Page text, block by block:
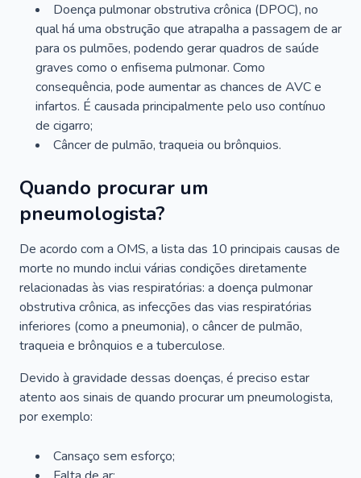
Doença pulmonar obstrutiva crônica (DPOC), no
qual há uma obstrução que atrapalha a passagem de ar
para os pulmões, podendo gerar quadros de saúde
graves como o enfisema pulmonar. Como
consequência, pode aumentar as chances de AVC e
infartos. É causada principalmente pelo uso contínuo
de cigarro;
Câncer de pulmão, traqueia ou brônquios.
Quando procurar um
pneumologista?
De acordo com a OMS, a lista das 10 principais causas de
morte no mundo inclui várias condições diretamente
relacionadas às vias respiratórias: a doença pulmonar
obstrutiva crônica, as infecções das vias respiratórias
inferiores (como a pneumonia), o câncer de pulmão,
traqueia e brônquios e a tuberculose.
Devido à gravidade dessas doenças, é preciso estar
atento aos sinais de quando procurar um pneumologista,
por exemplo:
Cansaço sem esforço;